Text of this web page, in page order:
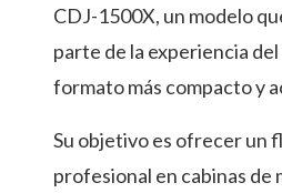
CDJ-1500X, un modelo
parte de la experiencia
formato más compacto y
Su objetivo es ofrecer un
profesional en cabinas de